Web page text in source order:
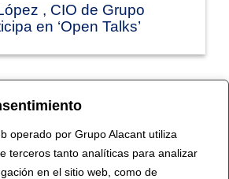
operado por Grupo Alacant utiliza
terceros tanto analíticas para analizar
en el sitio web, como de
, CIO de Grupo
en ‘Open Talks’